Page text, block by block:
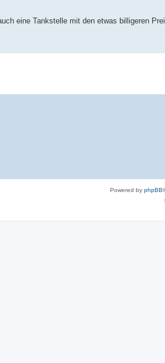
eine Tankstelle mit den etwas billigeren
Powered by phpBB